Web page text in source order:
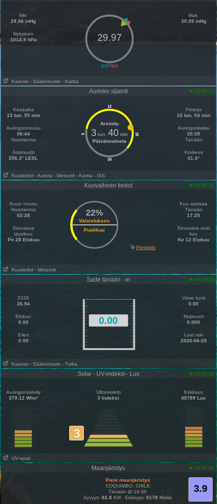
Min
29.96 inHg
Nykyinen
1014.9 hPa
||
27.5 31.5
29.97
Mak.
30.05 inHg
Kaaviot - Sääennuste - Kartta
Aurinko sijainti 16:59:37
Kesäaika
13 tun. 55 min
Auringonnousu
06:44
Huomenna
Atsimuutti
256.2° LESL
12
24
6 18
Arvioitu
3tun. 40min
Päivänvalosta
Pimeys
10 tun. 04 min
Auringonlasku
20:39
Tänään
Korkeus
41.4°
Kuutiedot - Aurora - Meteorit - Kartta - ISS
Kuuvaiheen tiedot 16:59:37
Kuun nousu
Huomenna
02:28
Seuraava
täysikuu
Pe 28 Elokuu
22%
Valaistuksen
Puolikuu
Kuu asettaa
Tänään
17:25
Seuraava uusi
kuu
Ke 12 Elokuu
Perseids
Kuutiedot - Meteorit
Sade tänään - in 16:59:18
2026
26.94
Elokuu
0.00
Eilen
0.00
0.00
Viime tunti
0.00
Nopeus/t
0.000
Last rain
2026-06-25
Kaaviot - Sääennuste - Tutka
Solar - UV-indeksi - Lux 16:59:18
Auringonsäteily
379.12 W/m²
Ultravioletti
3 Indeksi
3
Kirkkaus
45789 Lux
UV-opas
Maanjäristys 16:55:02
3.9
Pieni maanjäristys
COQUIMBO, CHILE
Tänään @ 16:36
Syvyys:82.8 KM - Etäisyys:6178 Mailia